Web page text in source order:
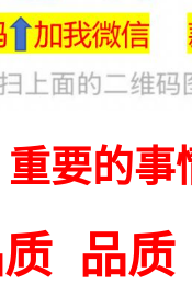
重要的事
品